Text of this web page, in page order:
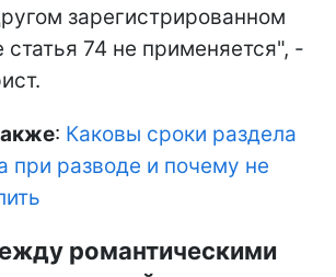
зарегистрированном
статья 74 не применяется", -
: Каковы сроки раздела
при разводе и почему не
романтическими